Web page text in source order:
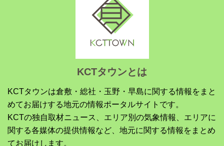
KCTタウンとは
KCTタウンは倉敷・総社・玉野・早島に関する情報をまと
めてお届けする地元の情報ポータルサイトです。
KCTの独自取材ニュース、エリア別の気象情報、エリアに
関する各媒体の提供情報など、地元に関する情報をまとめ
てお届けします。